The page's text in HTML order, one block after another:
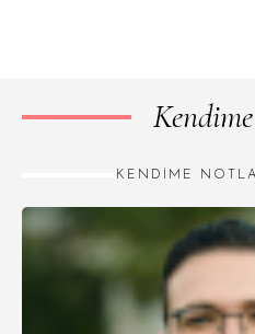
KENDIME